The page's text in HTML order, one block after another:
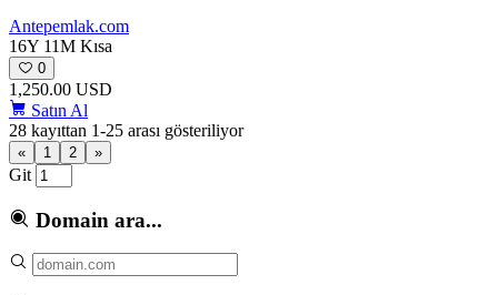
Antepemlak.com
16Y 11M Kısa
0
1,250.00 USD
Satın Al
28 kayıttan 1-25 arası gösteriliyor
« 1 2 »
Git
Domain ara...